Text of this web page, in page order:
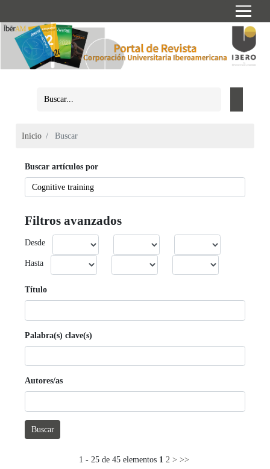
Inicio Buscar
Buscar artículos por
Filtros avanzados
Desde
Hasta
Título
Palabra(s) clave(s)
Autores/as
Buscar
1 - 25 de 45 elementos 1 2 > >>